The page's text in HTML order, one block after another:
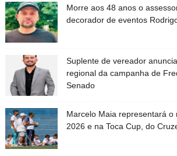
Morre aos 48 anos o
decorador de eventos
Suplente de vereador
regional da campanha de
Senado
Marcelo Maia representará o
2026 e na Toca Cup, do